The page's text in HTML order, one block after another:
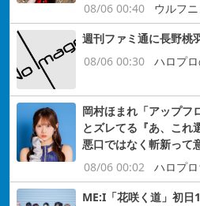
08/06 00:40
ウルフ
週刊ファミ通に長野桃
08/06 00:30
ハロプ
岡村ほまれ「アップフ
とズレてる『あ、これ
悪口ではなく斬新って
08/06 00:02
ハロプ
ME:I「花咲く道」初日